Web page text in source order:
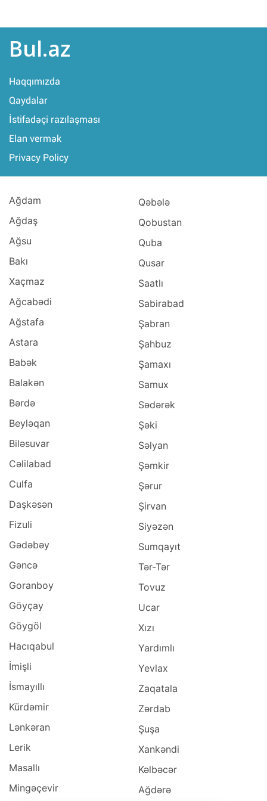
Bul.az
Haqqımızda
Qaydalar
İstifadəçi razılaşması
Elan vermək
Privacy Policy
Ağdam
Ağdaş
Ağsu
Bakı
Xaçmaz
Ağcabədi
Ağstafa
Astara
Babək
Balakən
Bərdə
Beyləqan
Biləsuvar
Cəlilabad
Culfa
Daşkəsən
Fizuli
Gədəbəy
Gəncə
Goranboy
Göyçay
Göygöl
Hacıqabul
İmişli
İsmayıllı
Kürdəmir
Lənkəran
Lerik
Masallı
Mingəçevir
Qəbələ
Qobustan
Quba
Qusar
Saatlı
Sabirabad
Şabran
Şahbuz
Şamaxı
Samux
Sədərək
Şəki
Səlyan
Şəmkir
Şərur
Şirvan
Siyəzən
Sumqayıt
Tər-Tər
Tovuz
Ucar
Xızı
Yardımlı
Yevlax
Zaqatala
Zərdab
Şuşa
Xankəndi
Kəlbəcər
Ağdərə